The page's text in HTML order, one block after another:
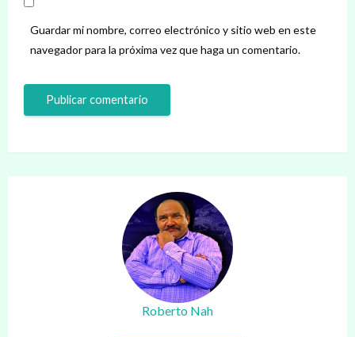
Guardar mi nombre, correo electrónico y sitio web en este
navegador para la próxima vez que haga un comentario.
Roberto Nah